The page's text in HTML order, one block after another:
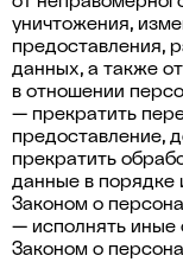
уничтожения,
предоставления,
данных, а также
в отношении
— прекратить
предоставление,
прекратить
данные в порядке
Законом о
— исполнять иные
Законом о